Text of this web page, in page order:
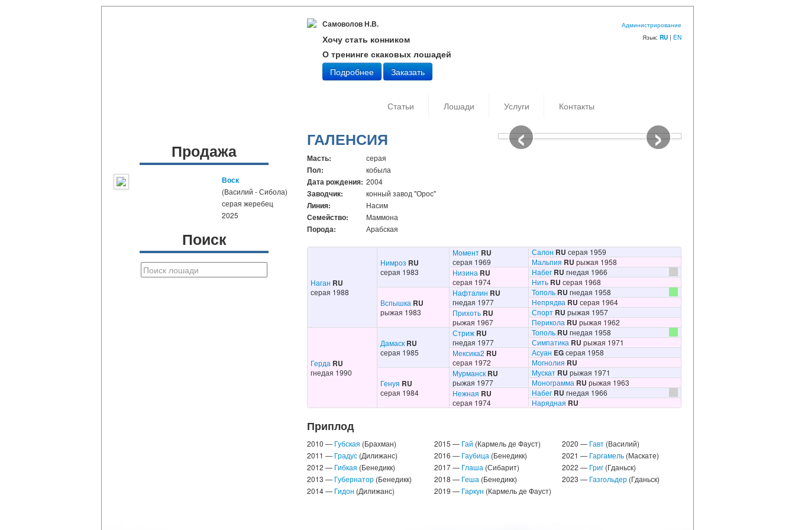
Самоволов Н.В.
Хочу стать конником
О тренинге скаковых лошадей
Подробнее
Заказать
Администрирование
Язык: RU | EN
Статьи Лошади Услуги Контакты
Продажа
Воск
(Василий - Сибола)
серая жеребец
2025
Поиск
ГАЛЕНСИЯ
Масть: серая
Пол: кобыла
Дата рождения: 2004
Заводчик: конный завод "Орос"
Линия: Насим
Семейство: Маммона
Порода: Арабская
Автор: к/з Самоволов
‹ ›
Наган RU
серая 1988
Нимроз RU
серая 1983
Момент RU
серая 1969
Салон RU серая 1959
Мальпия RU рыжая 1958
Низина RU
серая 1974
Набег RU гнедая 1966
Нить RU серая 1968
Вспышка RU
рыжая 1983
Нафталин RU
гнедая 1977
Тополь RU гнедая 1958
Непрядва RU серая 1964
Прихоть RU
рыжая 1967
Спорт RU рыжая 1957
Перикола RU рыжая 1962
Герда RU
гнедая 1990
Дамаск RU
серая 1985
Стриж RU
гнедая 1977
Тополь RU гнедая 1958
Симпатика RU рыжая 1971
Мексика2 RU
серая 1972
Асуан EGсерая 1958
Могнолия RU
Генуя RU
серая 1984
Мурманск RU
рыжая 1977
Мускат RU рыжая 1971
Монограмма RU рыжая 1963
Нежная RU
серая 1974
Набег RU гнедая 1966
Нарядная RU
Приплод
2010 — Губская (Брахман)
2011 — Градус(Дилижанс)
2012 — Гибкая (Бенедикк)
2013 — Губернатор(Бенедикк)
2014 — Гидон (Дилижанс)
2015 — Гай (Кармель де Фауст)
2016 — Гаубица (Бенедикк)
2017 — Глаша (Сибарит)
2018 — Геша (Бенедикк)
2019 — Гаркун (Кармель де Фауст)
2020 — Гавт(Василий)
2021 — Гаргамель(Маскате)
2022 — Григ(Гданьск)
2023 — Газгольдер(Гданьск)